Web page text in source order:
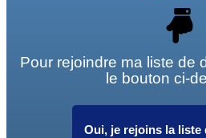
Pour rejoindre ma liste de
le bouton ci-
Oui, je rejoins la liste